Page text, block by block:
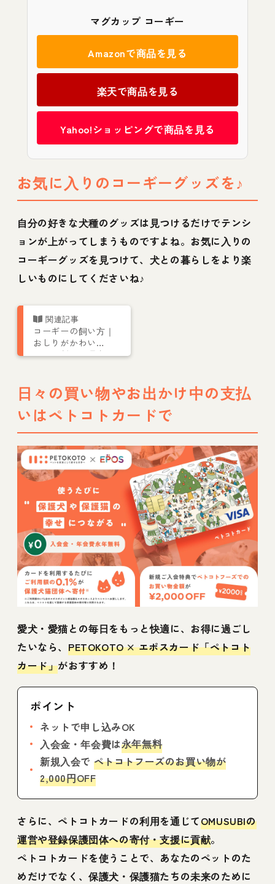
マグカップ コーギー
Amazonで商品を見る
楽天で商品を見る
Yahoo!ショッピングで商品を見る
お気に入りのコーギーグッズを♪
自分の好きな犬種のグッズは見つけるだけでテンシ
ョンが上がってしまうものですよね。お気に入りの
コーギーグッズを見つけて、犬との暮らしをより楽
しいものにしてくださいね♪
コーギーの飼い方｜
おしりがかわい
い！ 断尾の理由や
日々の買い物やお出かけ中の支払
いはペトコトカードで
愛犬・愛猫との毎日をもっと快適に、お得に過ごし
たいなら、 PETOKOTO × エポスカード「ペトコト
カード」がおすすめ！
ポイント
ネットで申し込みOK
入会金・年会費は永年無料
新規入会で ペトコトフーズのお買い物が
2,000円OFF
さらに、ペトコトカードの利用を通じてOMUSUBIの
運営や登録保護団体への寄付・支援に貢献。
ペトコトカードを使うことで、あなたのペットのた
めだけでなく、保護犬・保護猫たちの未来のために